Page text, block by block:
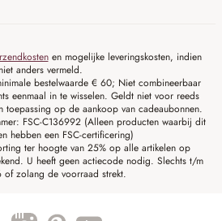
en mogelijke leveringskosten, indien
niet anders vermeld.
bestelwaarde € 60; Niet combineerbaar
eenmaal in te wisselen. Geldt niet voor reeds
toepassing op de aankoop van cadeaubonnen.
FSC-C136992 (Alleen producten waarbij dit
hebben een FSC-certificering)
ter hoogte van 25% op alle artikelen op
U heeft geen actiecode nodig. Slechts t/m
of zolang de voorraad strekt.